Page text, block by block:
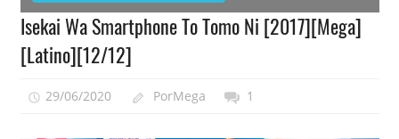
Isekai Wa Smartphone To Tomo Ni [2017][Mega]
[Latino][12/12]
29/06/2020 PorMega 1